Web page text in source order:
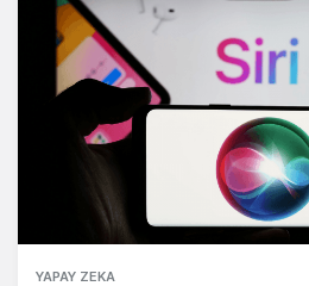
YAPAY ZEKA